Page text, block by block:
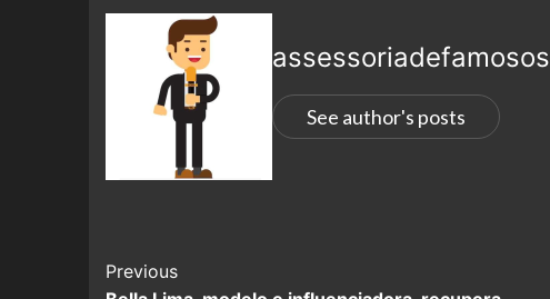
assessoriadefamosos
See author's posts
Previous